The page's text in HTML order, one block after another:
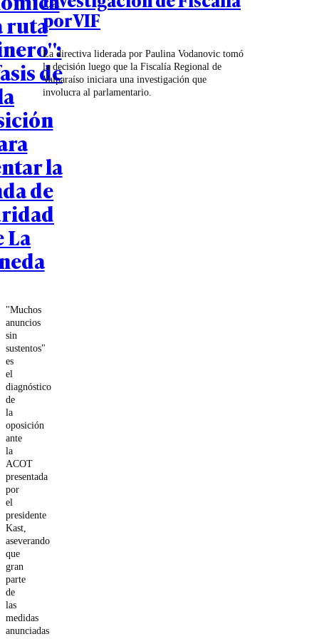
ruta
de
la
de
La
"Muchos
anuncios
sin
sustentos"
es
el
diagnóstico
de
la
oposición
ante
la
ACOT
presentada
por
el
presidente
Kast,
aseverando
que
gran
parte
de
las
medidas
anunciadas
por VIF
La directiva liderada por Paulina Vodanovic tomó
la decisión luego que la Fiscalía Regional de
Valparaíso iniciara una investigación que
involucra al parlamentario.